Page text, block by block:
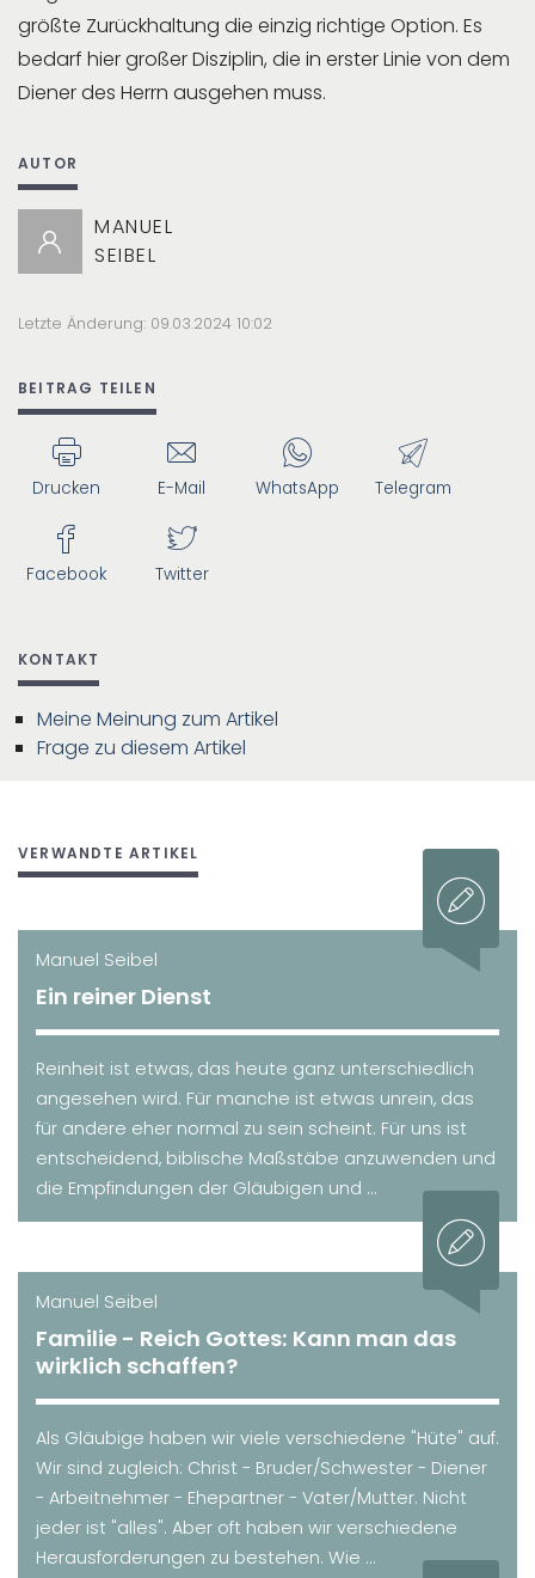
größte Zurückhaltung die einzig richtige Option. Es
bedarf hier großer Disziplin, die in erster Linie von dem
Diener des Herrn ausgehen muss.
AUTOR
MANUEL
SEIBEL
Letzte Änderung: 09.03.2024 10:02
BEITRAG TEILEN
Drucken E-Mail WhatsApp Telegram
Facebook Twitter
KONTAKT
Meine Meinung zum Artikel
Frage zu diesem Artikel
VERWANDTE ARTIKEL
Manuel Seibel
Ein reiner Dienst
Reinheit ist etwas, das heute ganz unterschiedlich
angesehen wird. Für manche ist etwas unrein, das
für andere eher normal zu sein scheint. Für uns ist
entscheidend, biblische Maßstäbe anzuwenden und
die Empfindungen der Gläubigen und ...
Manuel Seibel
Familie - Reich Gottes: Kann man das
wirklich schaffen?
Als Gläubige haben wir viele verschiedene "Hüte" auf.
Wir sind zugleich: Christ - Bruder/Schwester - Diener
- Arbeitnehmer - Ehepartner - Vater/Mutter. Nicht
jeder ist "alles". Aber oft haben wir verschiedene
Herausforderungen zu bestehen. Wie ...